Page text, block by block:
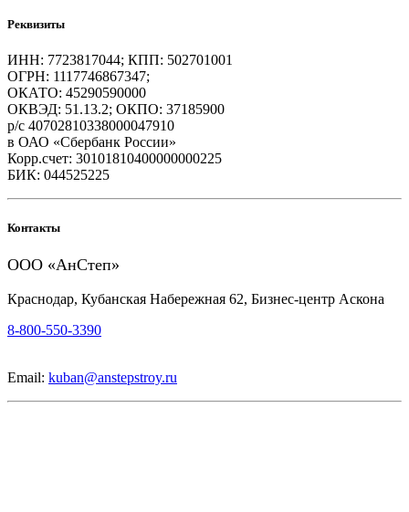
Реквизиты
ИНН: 7723817044; КПП: 502701001
ОГРН: 1117746867347;
ОКАТО: 45290590000
ОКВЭД: 51.13.2; ОКПО: 37185900
р/с 40702810338000047910
в ОАО «Сбербанк России»
Корр.счет: 30101810400000000225
БИК: 044525225
Контакты
ООО «АнСтеп»
Краснодар, Кубанская Набережная 62, Бизнес-центр Аскона
8-800-550-3390
Email: kuban@anstepstroy.ru